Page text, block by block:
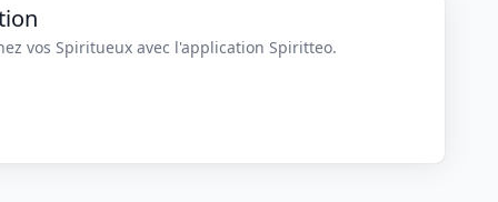
vos Spiritueux avec l'application Spiritteo.